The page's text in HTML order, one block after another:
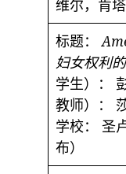
维尔，肯塔
标题：
妇女权利
学生）：
教师）：
学校：
圣
布）